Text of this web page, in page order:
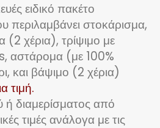
ειδικό πακέτο
στοκάρισμα,
(2 χέρια), τρίψιμο με
αστάρομα (με 100%
και βάψιμο (2 χέρια)
τιμή.
ή διαμερίσματος από
τιμές ανάλογα με τις